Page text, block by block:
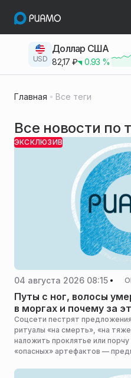
USD
Доллар США
82,17 ₽ 0.93 %
Главная Все теги
Все новости по
ЭКСКЛЮЗИВ
04 августа 2026 08:15
Путы с ног, волосы
в моргах и почему за
Соцсети пестрят
ритуалы «на смерть», «на
наложить проклятье или
«опасных» артефактов —
охота. В РИАМО разобрались,